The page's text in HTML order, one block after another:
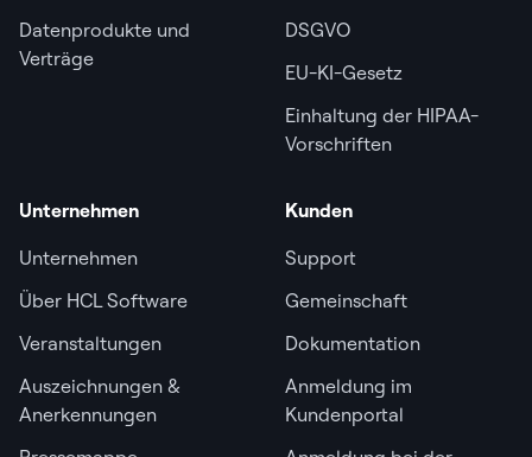
Datenprodukte und
Verträge
DSGVO
EU-KI-Gesetz
Einhaltung der HIPAA-
Vorschriften
Unternehmen
Unternehmen
Über HCL Software
Veranstaltungen
Auszeichnungen &
Anerkennungen
Kunden
Support
Gemeinschaft
Dokumentation
Anmeldung im
Kundenportal